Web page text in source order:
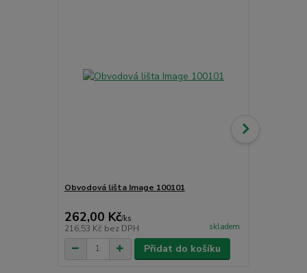
Obvodová lišta Image 100101
262,00 Kč/ks
216,53 Kč bez DPH skladem
Přidat do košíku